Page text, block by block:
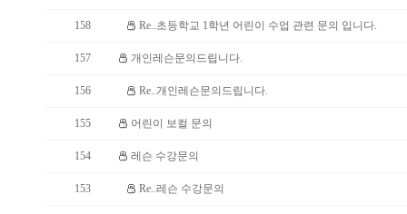
158 Re..초등학교 1학년 어린이 수업 관련 문의 입니다.
157 개인레슨문의드립니다.
156 Re..개인레슨문의드립니다.
155 어린이 보컬 문의
154 레슨 수강문의
153 Re..레슨 수강문의